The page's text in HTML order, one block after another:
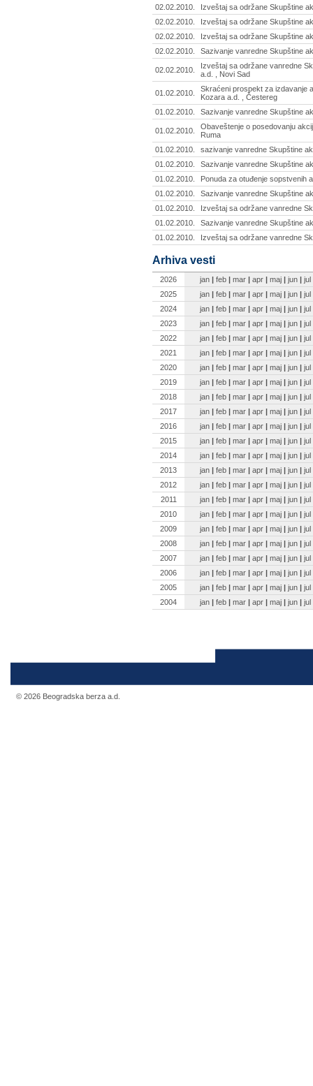
02.02.2010.
Izveštaj sa održane Skupštine
02.02.2010.
Izveštaj sa održane Skupštine
02.02.2010.
Izveštaj sa održane Skupštine
02.02.2010.
Sazivanje vanredne Skupštine
02.02.2010.
Izveštaj sa održane vanredne
a.d. , Novi Sad
01.02.2010.
Skraćeni prospekt za izdavanje
Kozara a.d. , Čestereg
01.02.2010.
Sazivanje vanredne Skupštine
01.02.2010.
Obaveštenje o posedovanju
Ruma
01.02.2010.
sazivanje vanredne Skupštine
01.02.2010.
Sazivanje vanredne Skupštine
01.02.2010.
Ponuda za otuđenje sopstvenih
01.02.2010.
Sazivanje vanredne Skupštine
01.02.2010.
Izveštaj sa održane vanredne
01.02.2010.
Sazivanje vanredne Skupštine
01.02.2010.
Izveštaj sa održane vanredne
Arhiva vesti
2026 jan | feb | mar | apr | maj | jun | jul
2025
jan | feb | mar | apr | maj | jun | jul
2024
jan | feb | mar | apr | maj | jun | jul
2023
jan | feb | mar | apr | maj | jun | jul
2022
jan | feb | mar | apr | maj | jun | jul
2021
jan | feb | mar | apr | maj | jun | jul
2020
jan | feb | mar | apr | maj | jun | jul
2019
jan | feb | mar | apr | maj | jun | jul
2018
jan | feb | mar | apr | maj | jun | jul
2017
jan | feb | mar | apr | maj | jun | jul
2016
jan | feb | mar | apr | maj | jun | jul
2015
jan | feb | mar | apr | maj | jun | jul
2014
jan | feb | mar | apr | maj | jun | jul
2013
jan | feb | mar | apr | maj | jun | jul
2012
jan | feb | mar | apr | maj | jun | jul
2011
jan | feb | mar | apr | maj | jun | jul
2010
jan | feb | mar | apr | maj | jun | jul
2009
jan | feb | mar | apr | maj | jun | jul
2008
jan | feb | mar | apr | maj | jun | jul
2007
jan | feb | mar | apr | maj | jun | jul
2006
jan | feb | mar | apr | maj | jun | jul
2005
jan | feb | mar | apr | maj | jun | jul
2004
jan | feb | mar | apr | maj | jun | jul
© 2026 Beogradska berza a.d.